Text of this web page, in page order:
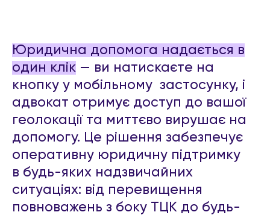
Юридична допомога надається в
один клік — ви натискаєте на
кнопку у мобільному застосунку, і
адвокат отримує доступ до вашої
геолокації та миттєво вирушає на
допомогу. Це рішення забезпечує
оперативну юридичну підтримку
в будь-яких надзвичайних
ситуаціях: від перевищення
повноважень з боку ТЦК до будь-